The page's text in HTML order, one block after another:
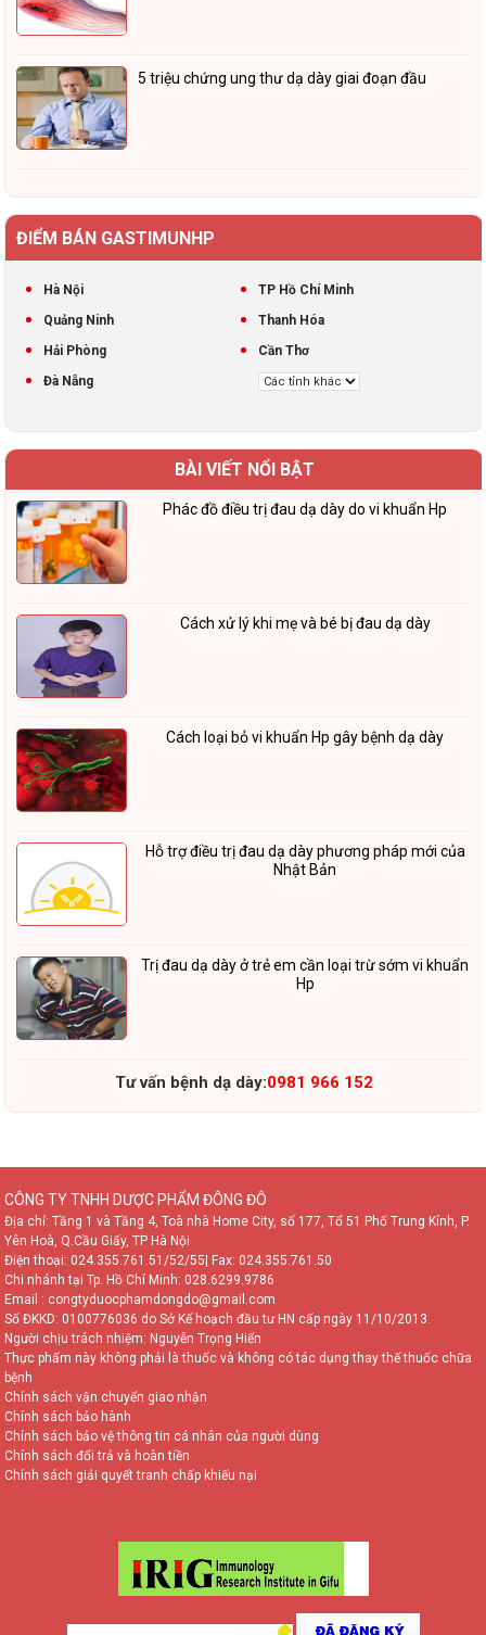
5 triệu chứng ung thư dạ dày giai đoạn đầu
ĐIỂM BÁN GASTIMUNHP
Hà Nội
TP Hồ Chí Minh
Quảng Ninh
Thanh Hóa
Hải Phòng
Cần Thơ
Đà Nẵng
BÀI VIẾT NỔI BẬT
Phác đồ điều trị đau dạ dày do vi khuẩn Hp
Cách xử lý khi mẹ và bé bị đau dạ dày
Cách loại bỏ vi khuẩn Hp gây bệnh dạ dày
Hỗ trợ điều trị đau dạ dày phương pháp mới của
Nhật Bản
Trị đau dạ dày ở trẻ em cần loại trừ sớm vi khuẩn
Hp
Tư vấn bệnh dạ dày:0981 966 152
CÔNG TY TNHH DƯỢC PHẨM ĐÔNG ĐÔ
Địa chỉ: Tầng 1 và Tầng 4, Toà nhà Home City, số 177, Tổ 51 Phố Trung Kính, P.
Yên Hoà, Q.Cầu Giấy, TP Hà Nội
Điện thoại: 024.355.761.51/52/55
| Fax: 024.355.761.50
Chi nhánh tại Tp. Hồ Chí Minh: 028.6299.9786
Email : congtyduocphamdongdo@gmail.com
Số ĐKKD: 0100776036 do Sở Kế hoạch đầu tư HN cấp ngày 11/10/2013.
Người chịu trách nhiệm: Nguyễn Trọng Hiển
Thực phẩm này không phải là thuốc và không có tác dụng thay thế thuốc chữa
bệnh
Chính sách vận chuyển giao nhận
Chính sách bảo hành
Chính sách bảo vệ thông tin cá nhân của người dùng
Chính sách đổi trả và hoàn tiền
Chính sách giải quyết tranh chấp khiếu nại
TƯ VẤN TRỰC TUYẾN
Vui lòng đặt câu hỏi hoặc gọi tới số